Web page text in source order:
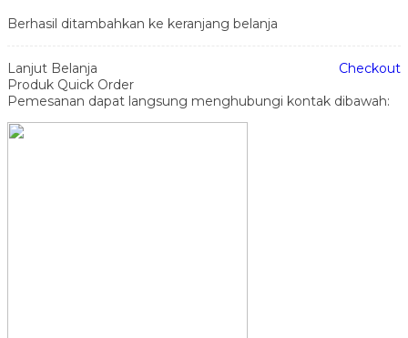
Berhasil ditambahkan ke keranjang belanja
Lanjut Belanja
Checkout
Produk Quick Order
Pemesanan dapat langsung menghubungi kontak dibawah: